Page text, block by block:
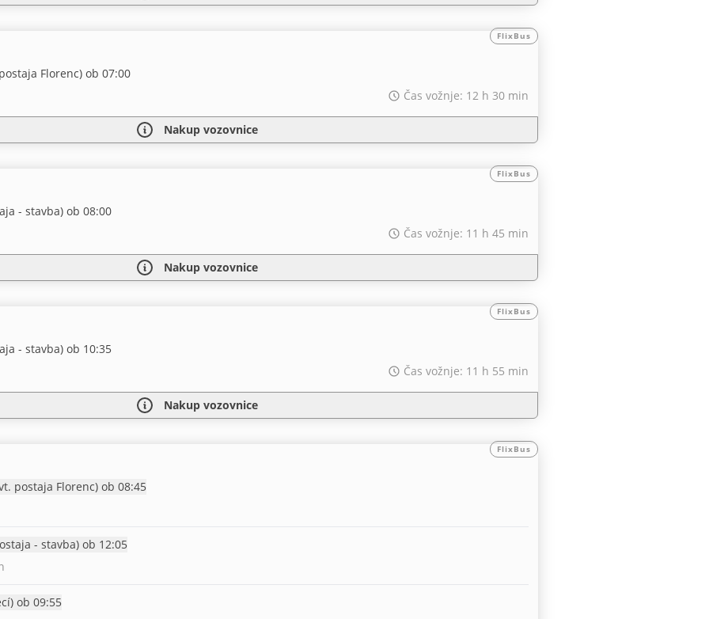
FlixBus
Florenc) ob 07:00
Čas vožnje: 12 h 30 min
Nakup vozovnice
FlixBus
- stavba) ob 08:00
Čas vožnje: 11 h 45 min
Nakup vozovnice
FlixBus
- stavba) ob 10:35
Čas vožnje: 11 h 55 min
Nakup vozovnice
FlixBus
Prihod Praga (glavna avt. postaja Florenc) ob 08:45
Prihod Praga (glavna postaja - stavba) ob 12:05
Prihod Praga (Na Knížecí) ob 09:55